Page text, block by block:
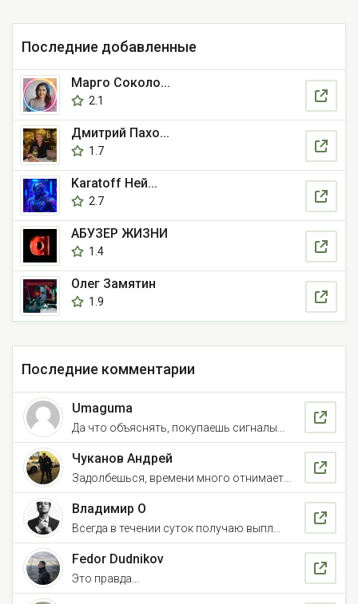
Последние добавленные
Марго Соколо...
2.1
Дмитрий Пахо...
1.7
Karatoff Ней...
2.7
АБУЗЕР ЖИЗНИ
1.4
Олег Замятин
1.9
Последние комментарии
Umaguma
Да что объяснять, покупаешь сигналы...
Чуканов Андрей
Задолбешься, времени много отнимает...
Владимир О
Всегда в течении суток получаю выпл...
Fedor Dudnikov
Это правда...